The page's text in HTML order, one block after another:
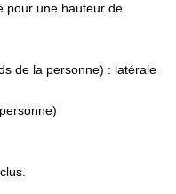
pour une hauteur de
de la personne) : latérale